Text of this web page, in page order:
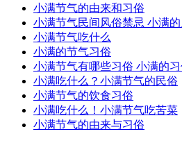
小满节气的由来和习俗
小满节气民间风俗禁忌 小满
小满节气吃什么
小满的节气习俗
小满节气有哪些习俗 小满的习
小满吃什么？小满节气的民俗
小满节气的饮食习俗
小满吃什么！小满节气吃苦菜
小满节气的由来与习俗